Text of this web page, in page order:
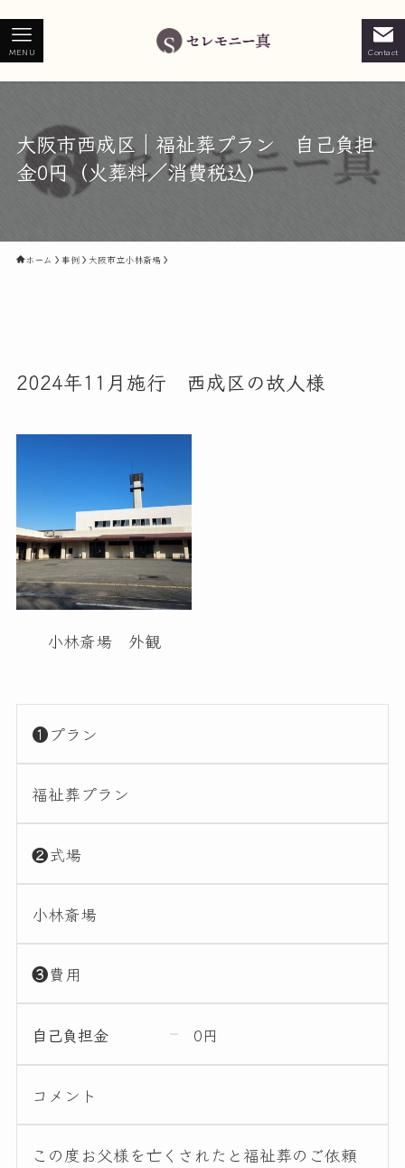
Contact
MENU
大阪市西成区｜福祉葬プラン 自己負担
金0円（火葬料／消費税込）
ホーム 事例 大阪市立小林斎場
2024年11月施行 西成区の故人様
小林斎場 外観
❶プラン
福祉葬プラン
❷式場
小林斎場
❸費用
自己負担金 0円
コメント
この度お父様を亡くされたと福祉葬のご依頼